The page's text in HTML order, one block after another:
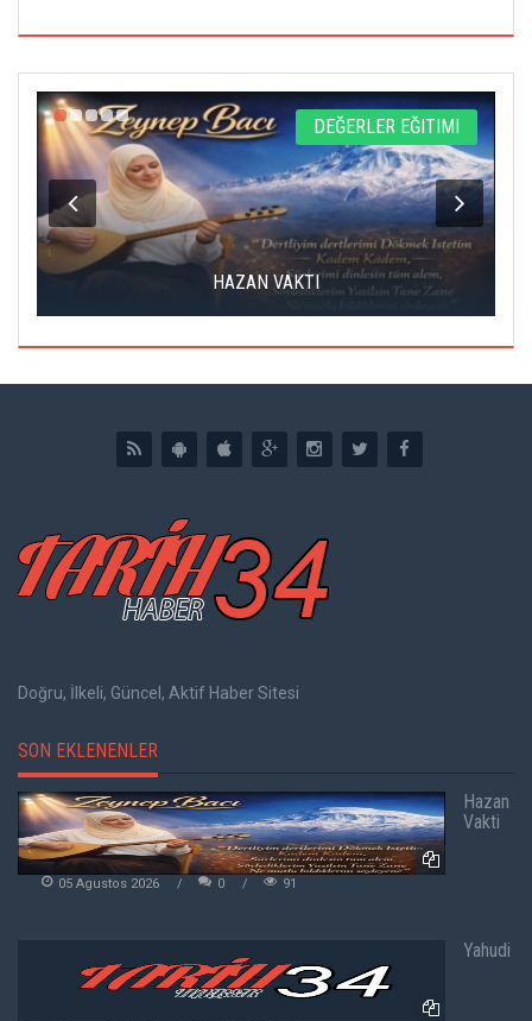
DEĞERLER EĞITIMI
HAZAN VAKTI
Doğru, İlkeli, Güncel, Aktif Haber Sitesi
SON EKLENENLER
Hazan
Vakti
05 Agustos 2026 0 91
Yahudi